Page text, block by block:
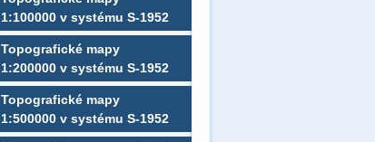
1:100000 v systému S-1952
Topografické mapy
1:200000 v systému S-1952
Topografické mapy
1:500000 v systému S-1952